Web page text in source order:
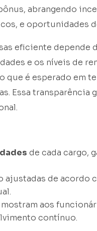
abrangendo
e oportunidades
eficiente depende
e os níveis de
que é esperado em
Essa transparência
de cada cargo,
ajustadas de acordo
mostram aos
contínuo.